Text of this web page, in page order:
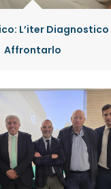
L’iter Diagnostico
Affrontarlo